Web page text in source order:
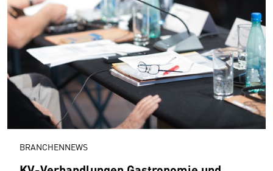
BRANCHENNEWS